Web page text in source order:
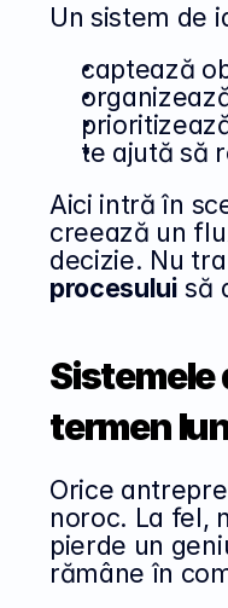
Un sistem de
captează
te ajută să
Aici intră în
creează un
procesului să
termen
Orice
noroc. La fel,
pierde un
rămâne în